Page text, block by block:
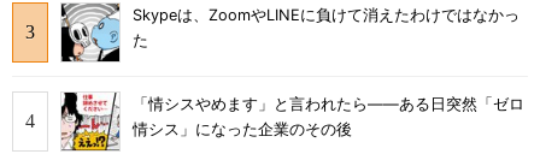
Skypeは、ZoomやLINEに負けて消えたわけではなかっ
た
「情シスやめます」と言われたら――ある日突然「ゼロ
情シス」になった企業のその後